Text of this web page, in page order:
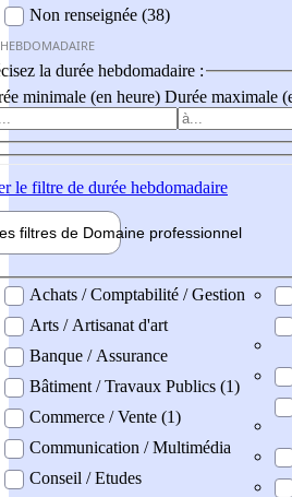
Non renseignée (38)
la durée hebdomadaire :
minimale (en heure) Durée maximale
le filtre de durée hebdomadaire
filtres de Domaine professionnel
professionel
Achats / Comptabilité / Gestion
Arts / Artisanat d'art
Banque / Assurance
Bâtiment / Travaux Publics (1)
Commerce / Vente (1)
Communication / Multimédia
Conseil / Etudes